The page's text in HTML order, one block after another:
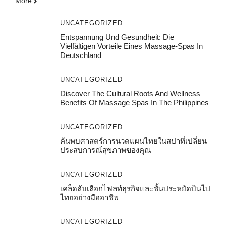
UNCATEGORIZED
Entspannung Und Gesundheit: Die
Vielfältigen Vorteile Eines Massage-Spas In
Deutschland
UNCATEGORIZED
Discover The Cultural Roots And Wellness
Benefits Of Massage Spas In The Philippines
UNCATEGORIZED
ค้นพบศาสตร์การนวดแผนไทยในสปาที่เปลี่ยน
ประสบการณ์สุขภาพของคุณ
UNCATEGORIZED
เคล็ดลับเลือกไฟลท์ธุรกิจและชั้นประหยัดบินไป
ไทยอย่างมืออาชีพ
UNCATEGORIZED